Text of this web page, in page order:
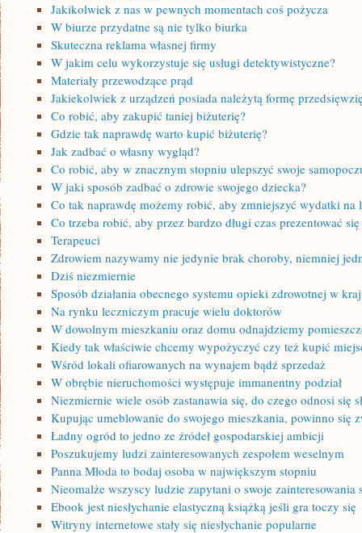
Jakikolwiek z nas w pewnych momentach coś pożycza
W biurze przydatne są nie tylko biurka
Skuteczna reklama własnej firmy
W jakim celu wykorzystuje się usługi detektywistyczne?
Materiały przewodzące prąd
Jakiekolwiek z urządzeń posiada należytą formę
Co robić, aby zakupić taniej biżuterię?
Gdzie tak naprawdę warto kupić biżuterię?
Jak zadbać o własny wygląd?
Co robić, aby w znacznym stopniu ulepszyć swoje
W jaki sposób zadbać o zdrowie swojego dziecka?
Co tak naprawdę możemy robić, aby zmniejszyć wydatki na
Co trzeba robić, aby przez bardzo długi czas prezentować
Terapeuci
Zdrowiem nazywamy nie jedynie brak choroby, niemniej
Dziś niezmiernie
Sposób działania obecnego systemu opieki zdrowotnej w
Na rynku leczniczym pracuje wielu doktorów
W dowolnym mieszkaniu oraz domu odnajdziemy
Kiedy tak właściwie chcemy wypożyczyć czy też kupić
Wśród lokali ofiarowanych na wynajem bądź sprzedaż
W obrębie nieruchomości występuje immanentny podział
Niezmiernie wiele osób zastanawia się, do czego odnosi się
Kupując umeblowanie do swojego mieszkania, powinno się
Ładny ogród to jedno ze źródeł gospodarskiej ambicji
Poszukujemy ludzi zainteresowanych zespołem weselnym
Panna Młoda to bodaj osoba w największym stopniu
Nieomalże wszyscy ludzie zapytani o swoje zainteresowania
Ebook jest niesłychanie elastyczną książką jeśli gra toczy się
Witryny internetowe stały się niesłychanie popularne